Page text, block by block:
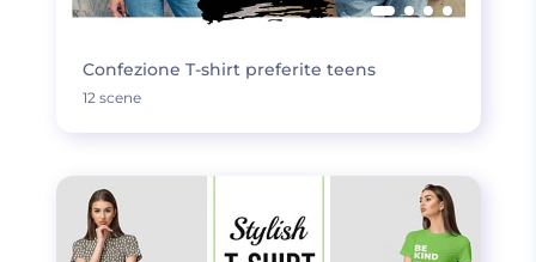
Confezione T-shirt preferite teens
12 scene